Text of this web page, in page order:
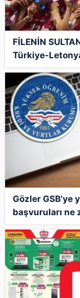
FİLENİN
Türkiye-
hangi kanalda?
Gözler GSB'ye
başvuruları ne
neler?